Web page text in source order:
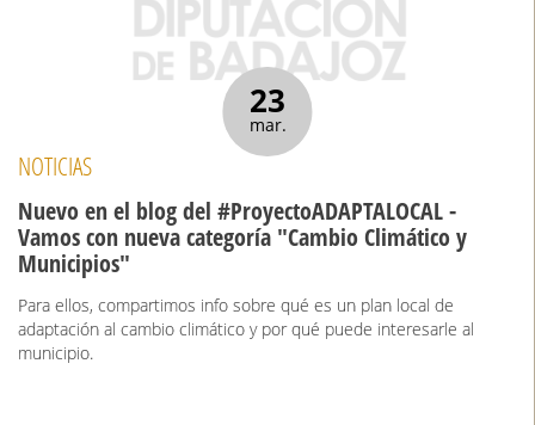
23
mar.
NOTICIAS
Nuevo en el blog del #ProyectoADAPTALOCAL -
Vamos con nueva categoría "Cambio Climático y
Municipios"
Para ellos, compartimos info sobre qué es un plan local de
adaptación al cambio climático y por qué puede interesarle al
municipio.